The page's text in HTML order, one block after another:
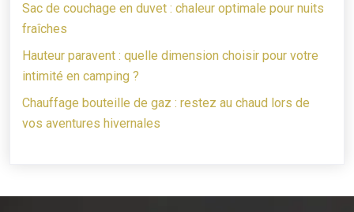
Sac de couchage en duvet : chaleur optimale pour nuits
fraîches
Hauteur paravent : quelle dimension choisir pour votre
intimité en camping ?
Chauffage bouteille de gaz : restez au chaud lors de
vos aventures hivernales